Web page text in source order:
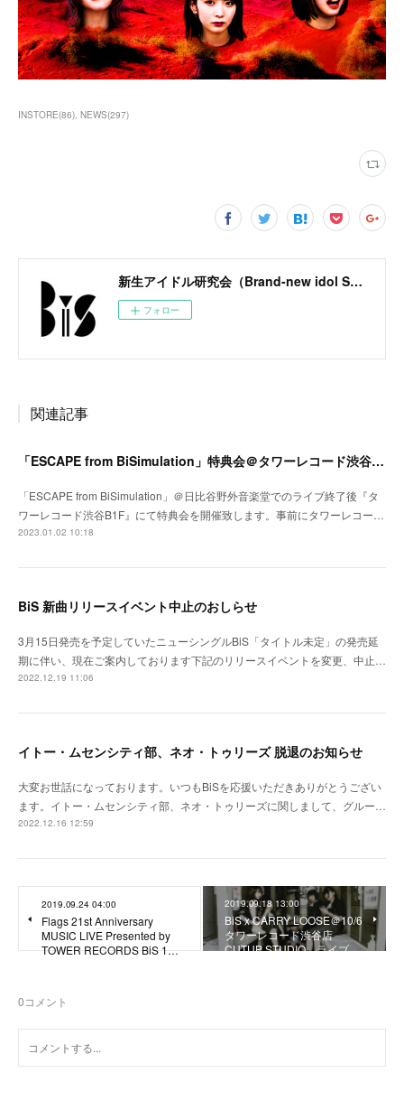
INSTORE(86) NEWS(297)
新生アイドル研究会（Brand-new idol Society）公式サイト / BiS OFFICIAL SITE
フォロー
関連記事
「ESCAPE from BiSimulation」特典会＠タワーレコード渋谷B1F開催決定のお知らせ
「ESCAPE from BiSimulation」＠日比谷野外音楽堂でのライブ終了後『タ
ワーレコード渋谷B1F』にて特典会を開催致します。事前にタワーレコー…
2023.01.02 10:18
BiS 新曲リリースイベント中止のおしらせ
3月15日発売を予定していたニューシングルBiS「タイトル未定」の発売延
期に伴い、現在ご案内しております下記のリリースイベントを変更、中止…
2022.12.19 11:06
イトー・ムセンシティ部、ネオ・トゥリーズ 脱退のお知らせ
大変お世話になっております。いつもBiSを応援いただきありがとうござい
ます。イトー・ムセンシティ部、ネオ・トゥリーズに関しまして、グルー…
2022.12.16 12:59
2019.09.24 04:00
Flags 21st Anniversary
MUSIC LIVE Presented by
TOWER RECORDS BiS 1…
2019.09.18 13:00
BiS x CARRY LOOSE＠10/6
タワーレコード渋谷店
CUTUP STUDIO ライブ…
0コメント